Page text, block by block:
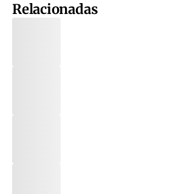
Relacionadas